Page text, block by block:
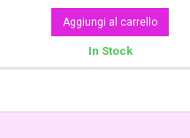
Aggiungi al carrello
In Stock